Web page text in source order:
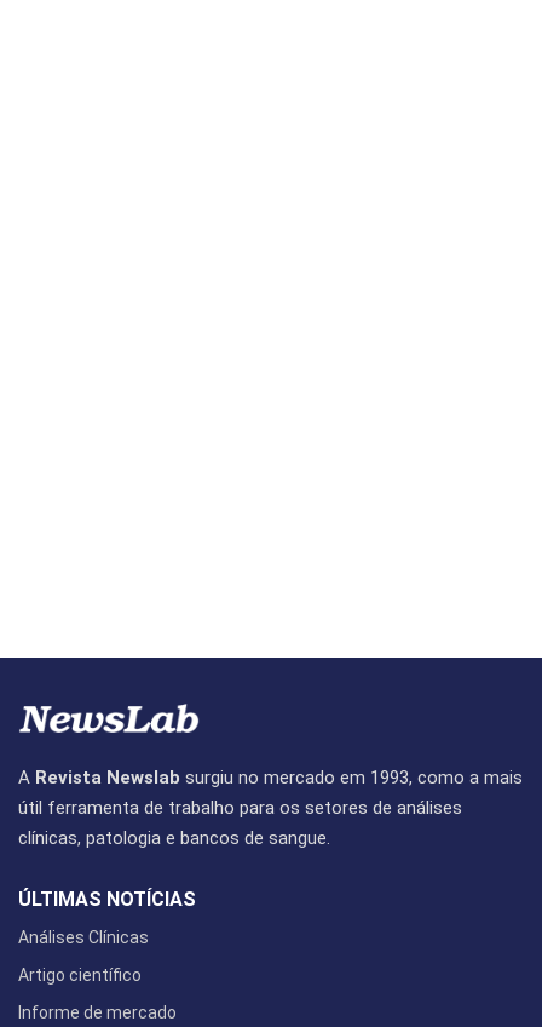
A Revista Newslab surgiu no mercado em 1993, como a mais
útil ferramenta de trabalho para os setores de análises
clínicas, patologia e bancos de sangue.
ÚLTIMAS NOTÍCIAS
Análises Clínicas
Artigo científico
Informe de mercado